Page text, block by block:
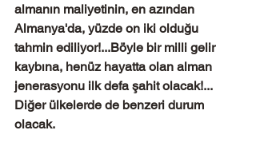
almanın maliyetinin, en azından
Almanya'da, yüzde on iki olduğu
tahmin ediliyor!...Böyle bir milli gelir
kaybına, henüz hayatta olan alman
jenerasyonu ilk defa şahit olacak!...
Diğer ülkelerde de benzeri durum
olacak.